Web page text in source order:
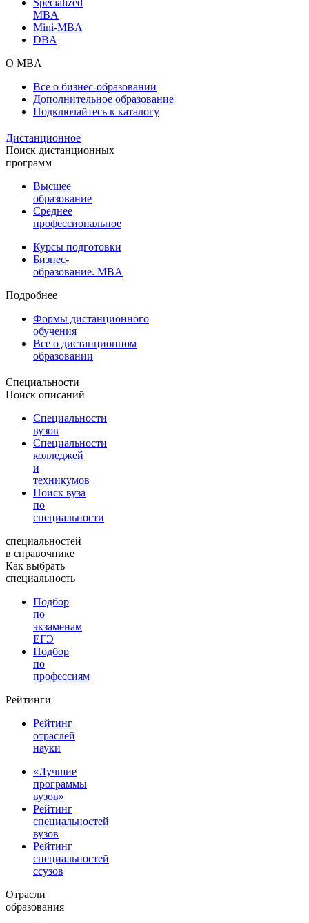
MBA
Mini-MBA
DBA
О MBA
Все о бизнес-образовании
Дополнительное образование
Подключайтесь к каталогу
Дистанционное
Поиск дистанционных
программ
Высшее
образование
Среднее
профессиональное
Курсы подготовки
Бизнес-
образование. MBA
Подробнее
Формы дистанционного
обучения
Все о дистанционном
образовании
Специальности
Поиск описаний
Специальности
вузов
Специальности
колледжей
и
техникумов
Поиск вуза
по
специальности
специальностей
в справочнике
Как выбрать
специальность
Подбор
по
экзаменам
ЕГЭ
Подбор
по
профессиям
Рейтинги
Рейтинг
отраслей
науки
«Лучшие
программы
вузов»
Рейтинг
специальностей
вузов
Рейтинг
специальностей
ссузов
Отрасли
образования